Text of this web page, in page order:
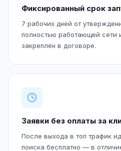
Фиксированный срок
7 рабочих дней от
полностью работающей сети
закреплён в договоре.
Заявки без оплаты за
После выхода в топ трафик
поиска бесплатно — в